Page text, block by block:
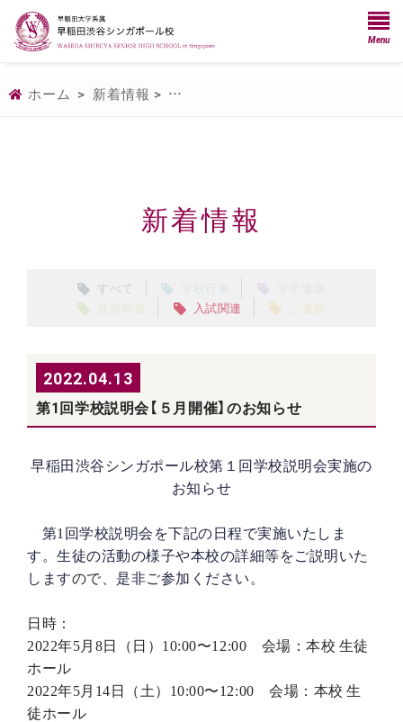
Menu
ホーム > 新着情報 > 第1回学校説明会【５月開催】のお知
新着情報
すべて 学校行事
進路関連
入試関連 ご連絡
2022.04.13
第1回学校説明会【５月開催】のお知らせ
早稲田渋谷シンガポール校第１回学校説明会実施の
お知らせ
第1 回学校説明会を下記の日程で実施いたしま
す。生徒の活動の様子や本校の詳細等をご説明いた
しますので、 是非ご参加ください。
日時：
2022年5月 8日（日） 10:00〜12:00 会場：本校 生徒
ホール
2022年5月 14 日（土） 10:00〜12:00 会場：本校 生
徒ホール